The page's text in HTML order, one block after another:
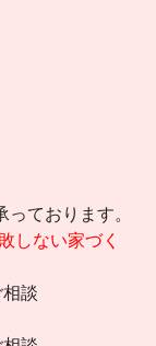
ております。
しない家づく
談